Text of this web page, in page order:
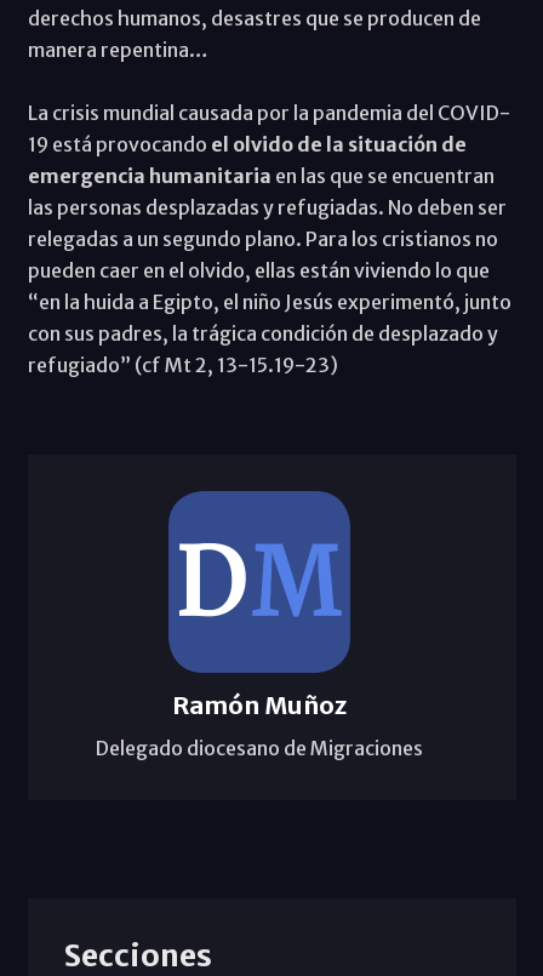
derechos humanos, desastres que se producen de
manera repentina…
La crisis mundial causada por la pandemia del COVID-
19 está provocando el olvido de la situación de
emergencia humanitaria en las que se encuentran
las personas desplazadas y refugiadas. No deben ser
relegadas a un segundo plano. Para los cristianos no
pueden caer en el olvido, ellas están viviendo lo que
“en la huida a Egipto, el niño Jesús experimentó, junto
con sus padres, la trágica condición de desplazado y
refugiado” (cf Mt 2, 13-15.19-23)
Ramón Muñoz
Delegado diocesano de Migraciones
Secciones